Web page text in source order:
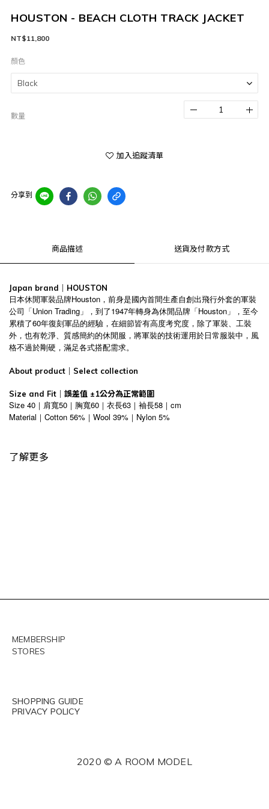
HOUSTON - BEACH CLOTH TRACK JACKET
NT$11,800
顏色
數量
加入追蹤清單
分享到
商品描述 送貨及付款方式
Japan brand｜HOUSTON
日本休閒軍裝品牌Houston，前身是國內首間生產自創出飛行外套的軍裝
公司「Union Trading」，到了1947年轉身為休閒品牌「Houston」，至今
累積了60年復刻軍品的經驗，在細節皆有高度考究度，除了軍裝、工裝
外，也有乾淨、質感簡約的休閒服，將軍裝的技術運用於日常服裝中，風
格不過於剛硬，滿足各式搭配需求。
About product｜Select collection
Size and Fit｜誤差值 ±1公分為正常範圍
Size 40｜肩寬50｜胸寬60｜衣長63｜袖長58｜cm
Material ｜ Cotton 56%｜Wool 39%｜Nylon 5%
了解更多
MEMBERSHIP
STORES
SHOPPING GUIDE
PRIVACY POLICY
2020 © A ROOM MODEL